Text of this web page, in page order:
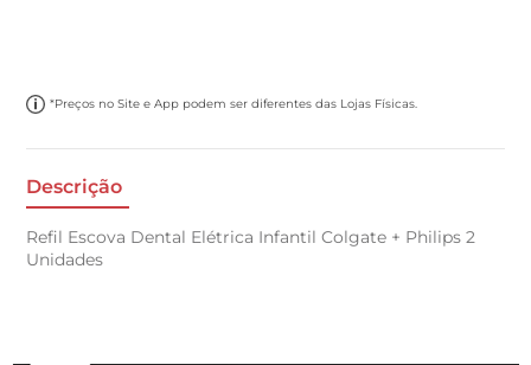
*Preços no Site e App podem ser diferentes das Lojas Físicas.
Descrição
Refil Escova Dental Elétrica Infantil Colgate + Philips 2
Unidades